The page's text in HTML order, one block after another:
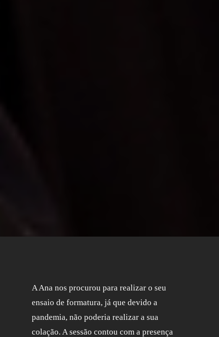
A Ana nos procurou para realizar o seu
ensaio de formatura, já que devido a
pandemia, não poderia realizar a sua
colação. A sessão contou com a presença